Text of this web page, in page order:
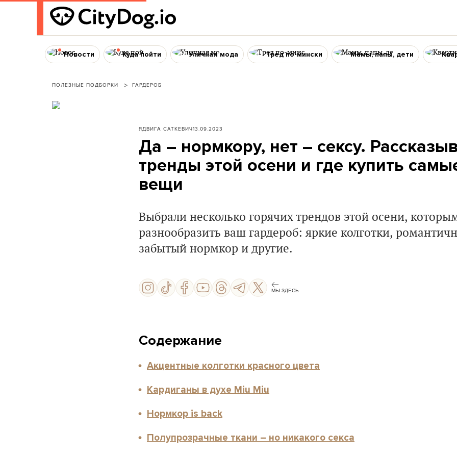
Новости Куда пойти Уличная мода Тред по-мински Мамы, папы, дети
ПОЛЕЗНЫЕ ПОДБОРКИ ГАРДЕРОБ
ЯДВИГА САТКЕВИЧ13.09.2023
Да – нормкору, нет – сексу.
тренды этой осени и где купить
вещи
Выбрали несколько горячих трендов этой осени,
разнообразить ваш гардероб: яркие колготки,
забытый нормкор и другие.
МЫ ЗДЕСЬ
Содержание
Акцентные колготки красного цвета
Кардиганы в духе Miu Miu
Нормкор is back
Полупрозрачные ткани – но никакого секса